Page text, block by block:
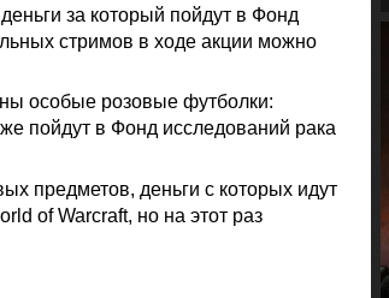
за который пойдут в Фонд
стримов в ходе акции можно
особые розовые футболки:
пойдут в Фонд исследований рака
предметов, деньги с которых идут
of Warcraft, но на этот раз